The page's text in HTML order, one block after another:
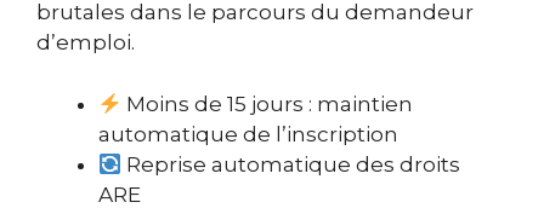
brutales dans le parcours du demandeur
d’emploi.
Moins de 15 jours : maintien
automatique de l’inscription
Reprise automatique des droits
ARE